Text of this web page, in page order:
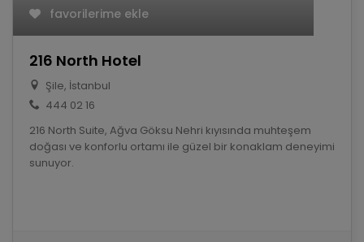
favorilerime ekle
216 North Hotel
Şile, İstanbul
444 02 16
216 North Suite, Ağva Göksu Nehri kıyısında muhteşem
doğası ve konforlu ortamı ile güzel bir konaklam deneyimi
sunuyor.